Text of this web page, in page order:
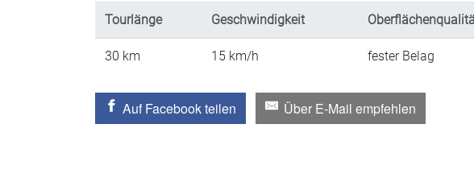
Tourlänge Geschwindigkeit
30 km 15 km/h fester Belag
Auf Facebook teilen Über E-Mail empfehlen